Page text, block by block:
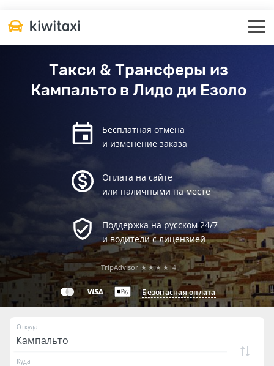
Такси & Трансферы из
Кампальто в Лидо ди Езоло
Бесплатная отмена
и изменение заказа
Оплата на сайте
или наличными на месте
Поддержка на русском 24/7
и водители с лицензией
Безопасная оплата
TripAdvisor ★★★★ 4
Откуда
Куда